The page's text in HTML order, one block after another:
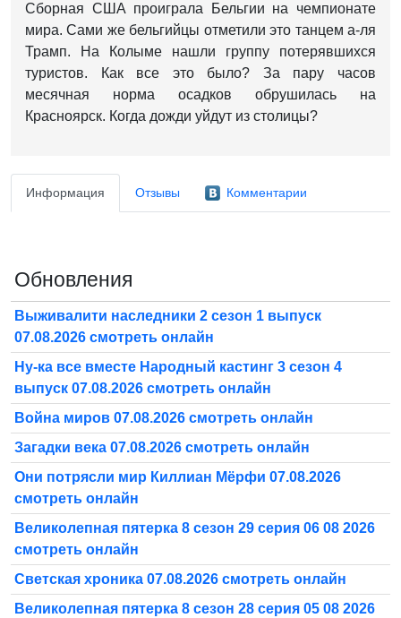
Сборная США проиграла Бельгии на чемпионате
мира. Сами же бельгийцы отметили это танцем а-ля
Трамп. На Колыме нашли группу потерявшихся
туристов. Как все это было? За пару часов
месячная норма осадков обрушилась на
Красноярск. Когда дожди уйдут из столицы?
Информация Отзывы Комментарии
Обновления
Выживалити наследники 2 сезон 1 выпуск
07.08.2026 смотреть онлайн
Ну-ка все вместе Народный кастинг 3 сезон 4
выпуск 07.08.2026 смотреть онлайн
Война миров 07.08.2026 смотреть онлайн
Загадки века 07.08.2026 смотреть онлайн
Они потрясли мир Киллиан Мёрфи 07.08.2026
смотреть онлайн
Великолепная пятерка 8 сезон 29 серия 06 08 2026
смотреть онлайн
Светская хроника 07.08.2026 смотреть онлайн
Великолепная пятерка 8 сезон 28 серия 05 08 2026